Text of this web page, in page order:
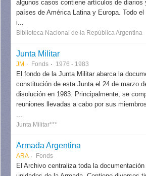
algunos casos contiene artículos de diarios
países de América Latina y Europa. Todo
i...
Biblioteca Nacional de la República Argentina
Junta Militar
JM Fonds 1976 - 1983
El fondo de la Junta Militar abarca la
constitución de esta Junta el 24 de marzo
disolución en 1983. Principalmente, se
reuniones llevadas a cabo por sus
...
Junta Militar***
Armada Argentina
ARA Fonds
El Archivo centraliza toda la